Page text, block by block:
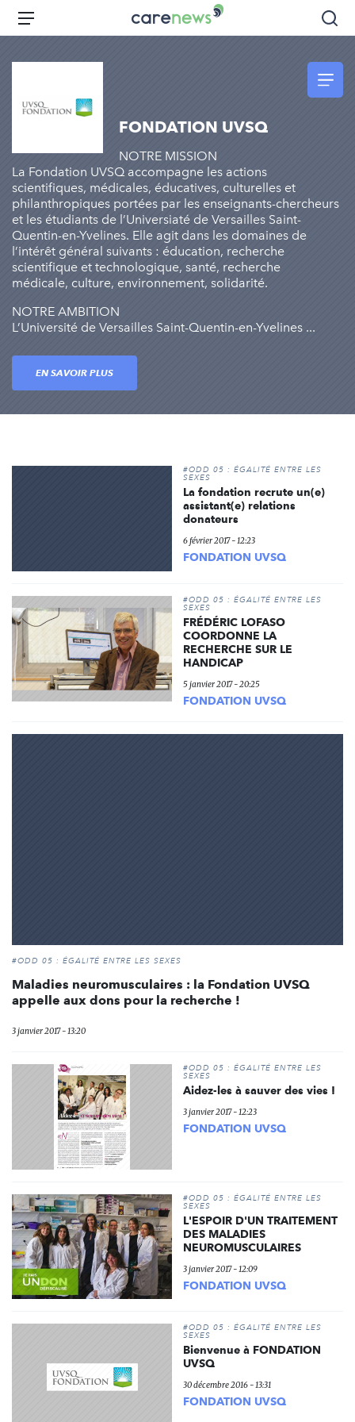
Aller
principal
Carenews,
Le
l'engagement
Menu
FONDATION UVSQ
NOTRE MISSION
La Fondation UVSQ accompagne les actions
scientifiques, médicales, éducatives, culturelles et
philanthropiques portées par les enseignants-chercheurs
et les étudiants de l’Universiaté de Versailles Saint-
Quentin-en-Yvelines. Elle agit dans les domaines de
l’intérêt général suivants : éducation, recherche
scientifique et technologique, santé, recherche
médicale, culture, environnement, solidarité.
NOTRE AMBITION
L’Université de Versailles Saint-Quentin-en-Yvelines ...
EN SAVOIR PLUS
#ODD 05 : ÉGALITÉ ENTRE LES
SEXES
La fondation recrute un(e)
assistant(e) relations
donateurs
6 février 2017 - 12:23
FONDATION UVSQ
#ODD 05 : ÉGALITÉ ENTRE LES
SEXES
FRÉDÉRIC LOFASO
COORDONNE LA
RECHERCHE SUR LE
HANDICAP
5 janvier 2017 - 20:25
FONDATION UVSQ
#ODD 05 : ÉGALITÉ ENTRE LES SEXES
Maladies neuromusculaires : la Fondation UVSQ
appelle aux dons pour la recherche !
3 janvier 2017 - 13:20
#ODD 05 : ÉGALITÉ ENTRE LES
SEXES
Aidez-les à sauver des vies !
3 janvier 2017 - 12:23
FONDATION UVSQ
#ODD 05 : ÉGALITÉ ENTRE LES
SEXES
L'ESPOIR D'UN TRAITEMENT
DES MALADIES
NEUROMUSCULAIRES
3 janvier 2017 - 12:09
FONDATION UVSQ
#ODD 05 : ÉGALITÉ ENTRE LES
SEXES
Bienvenue à FONDATION
UVSQ
30 décembre 2016 - 13:31
FONDATION UVSQ